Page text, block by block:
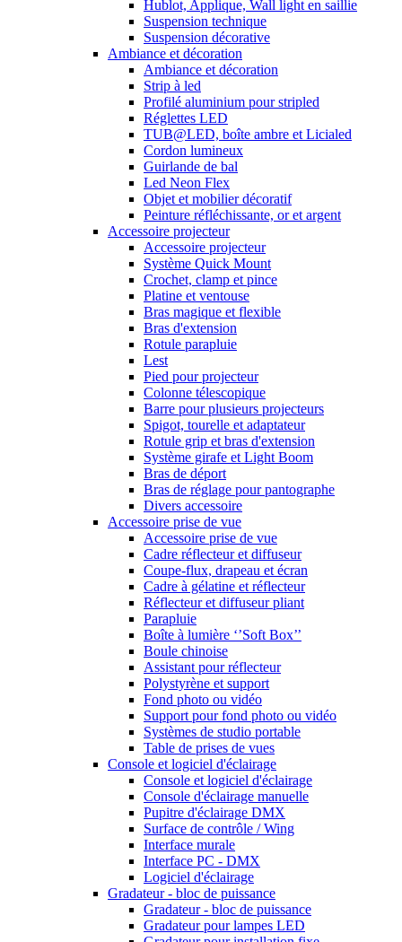
Hublot, Applique, Wall light en saillie
Suspension technique
Suspension décorative
Ambiance et décoration
Ambiance et décoration
Strip à led
Profilé aluminium pour stripled
Réglettes LED
TUB@LED, boîte ambre et Licialed
Cordon lumineux
Guirlande de bal
Led Neon Flex
Objet et mobilier décoratif
Peinture réfléchissante, or et argent
Accessoire projecteur
Accessoire projecteur
Système Quick Mount
Crochet, clamp et pince
Platine et ventouse
Bras magique et flexible
Bras d'extension
Rotule parapluie
Lest
Pied pour projecteur
Colonne télescopique
Barre pour plusieurs projecteurs
Spigot, tourelle et adaptateur
Rotule grip et bras d'extension
Système girafe et Light Boom
Bras de déport
Bras de réglage pour pantographe
Divers accessoire
Accessoire prise de vue
Accessoire prise de vue
Cadre réflecteur et diffuseur
Coupe-flux, drapeau et écran
Cadre à gélatine et réflecteur
Réflecteur et diffuseur pliant
Parapluie
Boîte à lumière ‘’Soft Box’’
Boule chinoise
Assistant pour réflecteur
Polystyrène et support
Fond photo ou vidéo
Support pour fond photo ou vidéo
Systèmes de studio portable
Table de prises de vues
Console et logiciel d'éclairage
Console et logiciel d'éclairage
Console d'éclairage manuelle
Pupitre d'éclairage DMX
Surface de contrôle / Wing
Interface murale
Interface PC - DMX
Logiciel d'éclairage
Gradateur - bloc de puissance
Gradateur - bloc de puissance
Gradateur pour lampes LED